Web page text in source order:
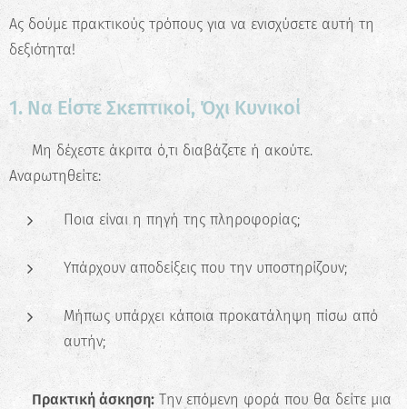
Ας δούμε πρακτικούς τρόπους για να ενισχύσετε αυτή τη
δεξιότητα! 👇
1. Να Είστε Σκεπτικοί, Όχι Κυνικοί
🔍 Μη δέχεστε άκριτα ό,τι διαβάζετε ή ακούτε.
Αναρωτηθείτε:
Ποια είναι η πηγή της πληροφορίας;
Υπάρχουν αποδείξεις που την υποστηρίζουν;
Μήπως υπάρχει κάποια προκατάληψη πίσω από
αυτήν;
📝 Πρακτική άσκηση:Την επόμενη φορά που θα δείτε μια